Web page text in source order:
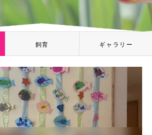
飼育 ギャラリー